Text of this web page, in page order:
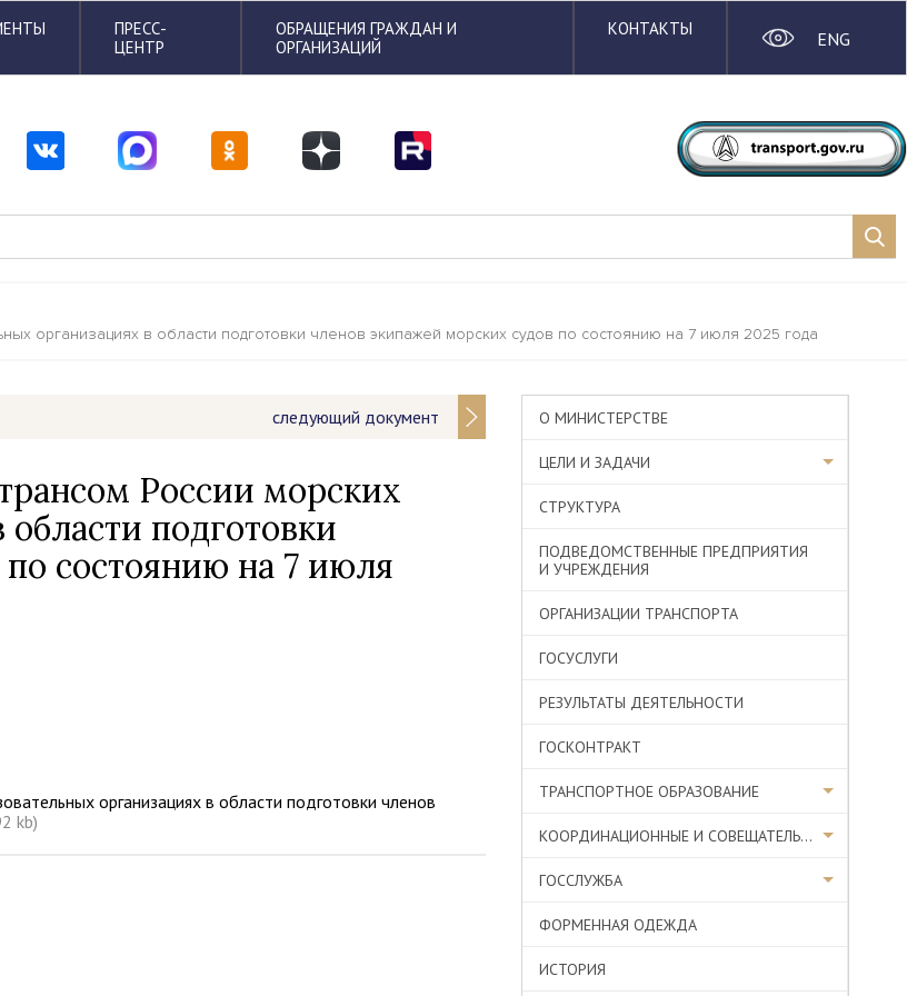
ПРЕСС-
ЦЕНТР
ОБРАЩЕНИЯ ГРАЖДАН И
ОРГАНИЗАЦИЙ
КОНТАКТЫ ENG
организациях в области подготовки членов экипажей морских судов по состоянию на 7 июля 2025 года
следующий документ
России морских
подготовки
состоянию на 7 июля
организациях в области подготовки членов
kb)
О МИНИСТЕРСТВЕ
ЦЕЛИ И ЗАДАЧИ
СТРУКТУРА
ПОДВЕДОМСТВЕННЫЕ ПРЕДПРИЯТИЯ
И УЧРЕЖДЕНИЯ
ОРГАНИЗАЦИИ ТРАНСПОРТА
ГОСУСЛУГИ
РЕЗУЛЬТАТЫ ДЕЯТЕЛЬНОСТИ
ГОСКОНТРАКТ
ТРАНСПОРТНОЕ ОБРАЗОВАНИЕ
КООРДИНАЦИОННЫЕ И СОВЕЩАТЕЛЬНЫЕ ОРГАНЫ
ГОССЛУЖБА
ФОРМЕННАЯ ОДЕЖДА
ИСТОРИЯ